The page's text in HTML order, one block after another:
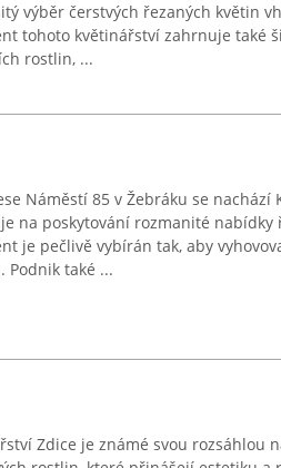
výběr čerstvých řezaných květin
tohoto květinářství zahrnuje také
rostlin, ...
Náměstí 85 v Žebráku se nachází
na poskytování rozmanité nabídky
je pečlivě vybírán tak, aby
Podnik také ...
Zdice je známé svou rozsáhlou